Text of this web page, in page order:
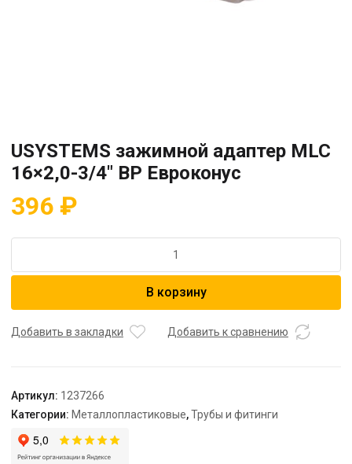
USYSTEMS зажимной адаптер MLC
16×2,0-3/4″ ВР Евроконус
396 ₽
USYSTEMS
MLC
Евроконус
В корзину
Добавить в закладки Добавить к сравнению
Артикул: 1237266
Категории: Металлопластиковые,Трубы и фитинги